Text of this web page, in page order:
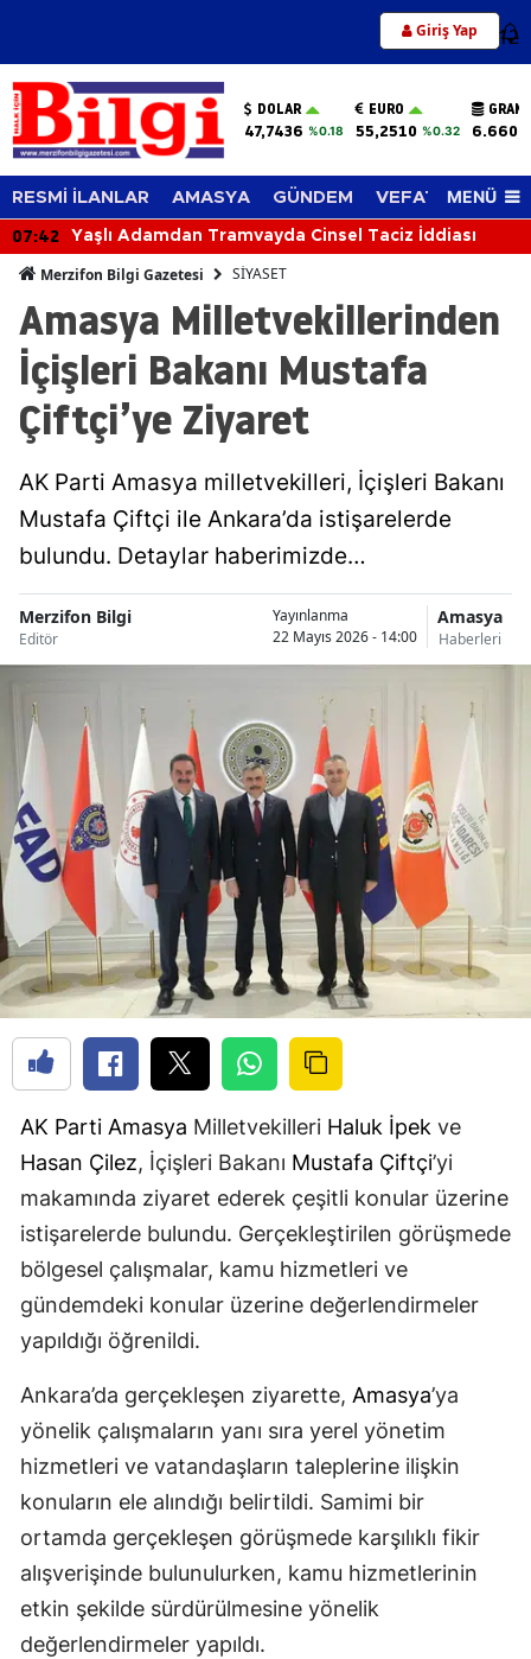
Giriş Yap 12
DOLAR
47,7436 %0.18
EURO
55,2510 %0.32
RESMİ İLANLAR AMASYA GÜNDEM VEFAT EDENLER
MENÜ
07:42 Yaşlı Adamdan Tramvayda Cinsel Taciz İddiası
Merzifon Bilgi Gazetesi SİYASET
Amasya Milletvekillerinden
İçişleri Bakanı Mustafa
Çiftçi’ye Ziyaret
AK Parti Amasya milletvekilleri, İçişleri Bakanı
Mustafa Çiftçi ile Ankara’da istişarelerde
bulundu. Detaylar haberimizde…
Merzifon Bilgi
Editör
Yayınlanma
22 Mayıs 2026 - 14:00
Amasya
Haberleri
AK Parti Amasya Milletvekilleri Haluk İpek ve
Hasan Çilez, İçişleri Bakanı Mustafa Çiftçi’yi
makamında ziyaret ederek çeşitli konular üzerine
istişarelerde bulundu. Gerçekleştirilen görüşmede
bölgesel çalışmalar, kamu hizmetleri ve
gündemdeki konular üzerine değerlendirmeler
yapıldığı öğrenildi.
Ankara’da gerçekleşen ziyarette, Amasya’ya
yönelik çalışmaların yanı sıra yerel yönetim
hizmetleri ve vatandaşların taleplerine ilişkin
konuların ele alındığı belirtildi. Samimi bir
ortamda gerçekleşen görüşmede karşılıklı fikir
alışverişinde bulunulurken, kamu hizmetlerinin
etkin şekilde sürdürülmesine yönelik
değerlendirmeler yapıldı.